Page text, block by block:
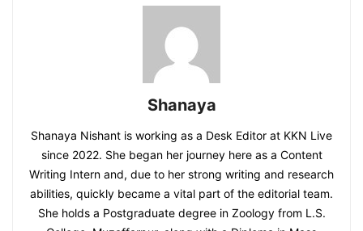
Shanaya
Shanaya Nishant is working as a Desk Editor at KKN Live
since 2022. She began her journey here as a Content
Writing Intern and, due to her strong writing and research
abilities, quickly became a vital part of the editorial team.
She holds a Postgraduate degree in Zoology from L.S.